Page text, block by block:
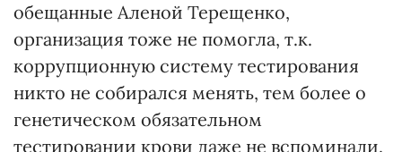
обещанные Аленой Терещенко,
организация тоже не помогла, т.к.
коррупционную систему тестирования
никто не собирался менять, тем более о
генетическом обязательном
тестировании крови даже не вспоминали.